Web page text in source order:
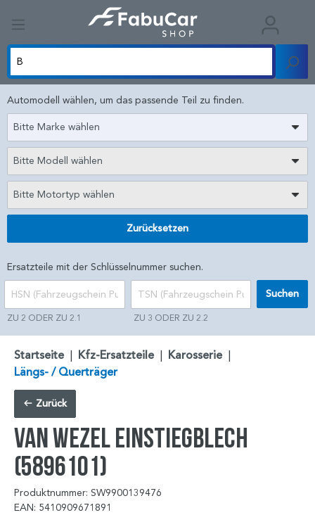
Automodell wählen, um das passende Teil zu finden.
Bitte Marke wählen
Bitte Modell wählen
Bitte Motortyp wählen
Zurücksetzen
Ersatzteile mit der Schlüsselnummer suchen.
ZU 2 ODER ZU 2.1 ZU 3 ODER ZU 2.2
Suchen
Startseite | Kfz-Ersatzteile | Karosserie |
Längs- / Querträger
Zurück
VAN WEZEL Einstiegblech
(5896101)
Produktnummer: SW9900139476
EAN: 5410909671891